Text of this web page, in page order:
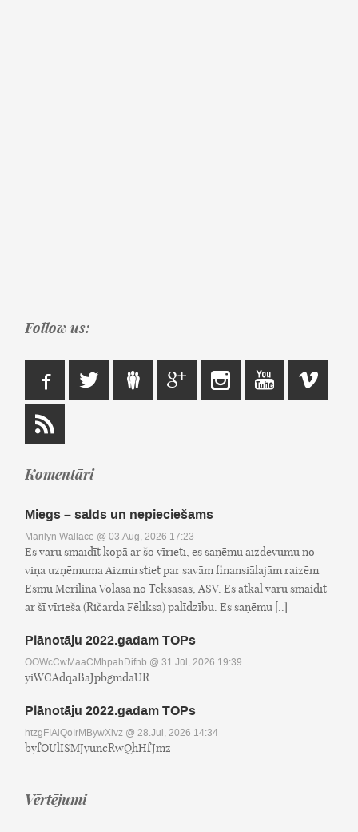
Follow us:
Komentāri
Miegs – salds un nepieciešams
Marilyn Wallace @ 03.Aug, 2026 17:23
Es varu smaidīt kopā ar šo vīrieti, es saņēmu aizdevumu no
viņa uzņēmuma Aizmirstiet par savām finansiālajām raizēm
Esmu Merilina Volasa no Teksasas, ASV. Es atkal varu smaidīt
ar šī vīrieša (Ričarda Fēliksa) palīdzību. Es saņēmu [..]
Plānotāju 2022.gadam TOPs
OOWcCwMaaCMhpahDifnb @ 31.Jūl, 2026 19:39
yiWCAdqaBaJpbgmdaUR
Plānotāju 2022.gadam TOPs
htzgFIAiQoIrMBywXlvz @ 28.Jūl, 2026 14:34
byfOUlISMJyuncRwQhHfJmz
Vērtējumi